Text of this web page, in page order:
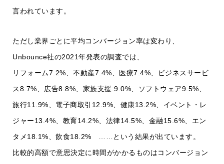
言われています。
ただし業界ごとに平均コンバージョン率は変わり、
Unbounce社の2021年発表の調査では、
リフォーム7.2%、不動産7.4%、医療7.4%、ビジネスサービ
ス8.7%、広告8.8%、家族支援:9.0%、ソフトウェア9.5%、
旅行11.9%、電子商取引12.9%、健康13.2%、イベント・レ
ジャー13.4%、教育14.2%、法律14.5%、金融15.6%、エン
タメ18.1%、飲食18.2% ……という結果が出ています。
比較的高額で意思決定に時間がかかるものはコンバージョン